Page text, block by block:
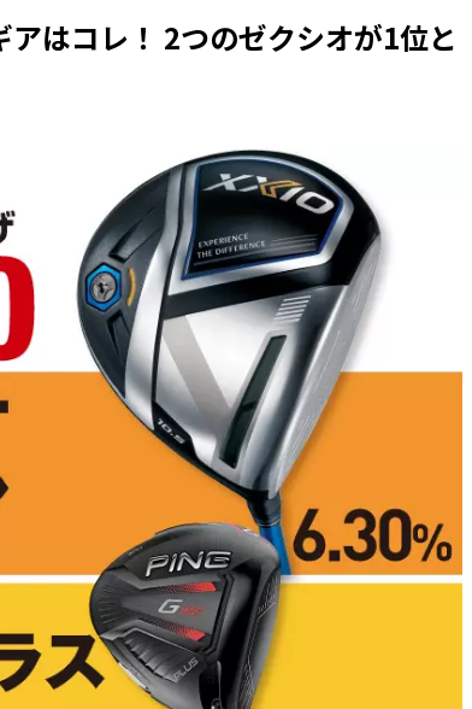
はコレ！ 2つのゼクシオが1位と